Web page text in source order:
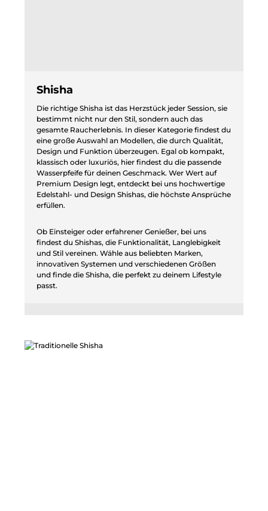
Shisha
Die richtige Shisha ist das Herzstück jeder Session, sie
bestimmt nicht nur den Stil, sondern auch das
gesamte Raucherlebnis. In dieser Kategorie findest du
eine große Auswahl an Modellen, die durch Qualität,
Design und Funktion überzeugen. Egal ob kompakt,
klassisch oder luxuriös, hier findest du die passende
Wasserpfeife für deinen Geschmack. Wer Wert auf
Premium Design legt, entdeckt bei uns hochwertige
Edelstahl- und Design Shishas, die höchste Ansprüche
erfüllen.
Ob Einsteiger oder erfahrener Genießer, bei uns
findest du Shishas, die Funktionalität, Langlebigkeit
und Stil vereinen. Wähle aus beliebten Marken,
innovativen Systemen und verschiedenen Größen
und finde die Shisha, die perfekt zu deinem Lifestyle
passt.